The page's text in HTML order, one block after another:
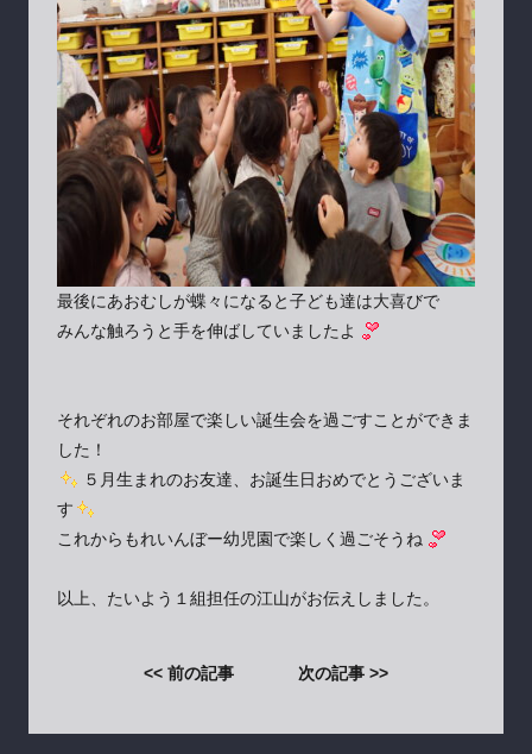
最後にあおむしが蝶々になると子ども達は大喜びで
みんな触ろうと手を伸ばしていましたよ
それぞれのお部屋で楽しい誕生会を過ごすことができま
した！
５月生まれのお友達、お誕生日おめでとうございま
す
これからもれいんぼー幼児園で楽しく過ごそうね
以上、たいよう１組担任の江山がお伝えしました。
<< 前の記事 次の記事 >>